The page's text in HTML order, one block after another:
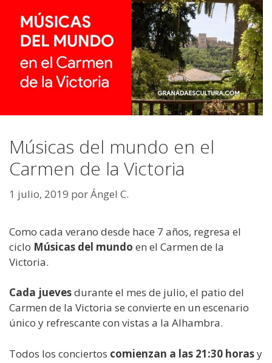
Músicas del mundo en el
Carmen de la Victoria
1 julio, 2019 porÁngel C.
Como cada verano desde hace 7 años, regresa el
ciclo Músicas del mundo en el Carmen de la
Victoria.
Cada juevesdurante el mes de julio, el patio del
Carmen de la Victoria se convierte en un escenario
único y refrescante con vistas a la Alhambra.
Todos los conciertos comienzan a las 21:30 horasy